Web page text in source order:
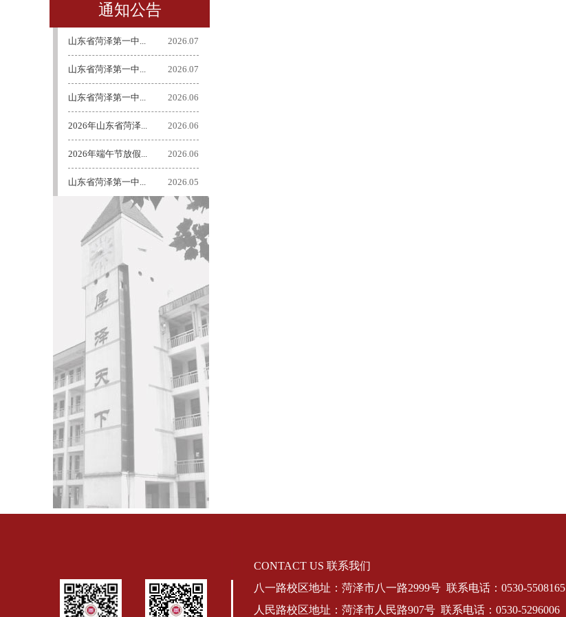
通知公告
山东省菏泽第一中... 2026.07
山东省菏泽第一中... 2026.07
山东省菏泽第一中... 2026.06
2026年山东省菏泽... 2026.06
2026年端午节放假... 2026.06
山东省菏泽第一中... 2026.05
CONTACT US 联系我们
八一路校区地址：菏泽市八一路2999号 联系电话：0530-5508165
人民路校区地址：菏泽市人民路907号 联系电话：0530-5296006